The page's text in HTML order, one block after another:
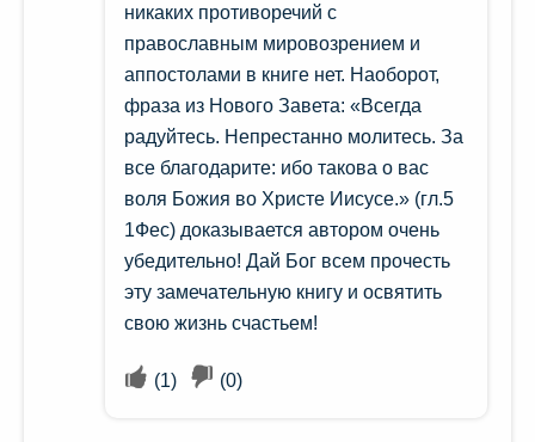
никаких противоречий с
православным мировозрением и
аппостолами в книге нет. Наоборот,
фраза из Нового Завета: «Всегда
радуйтесь. Непрестанно молитесь. За
все благодарите: ибо такова о вас
воля Божия во Христе Иисусе.» (гл.5
1Фес) доказывается автором очень
убедительно! Дай Бог всем прочесть
эту замечательную книгу и освятить
свою жизнь счастьем!
(1) (0)